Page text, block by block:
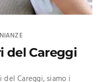
del Careggi
del Careggi, siamo i